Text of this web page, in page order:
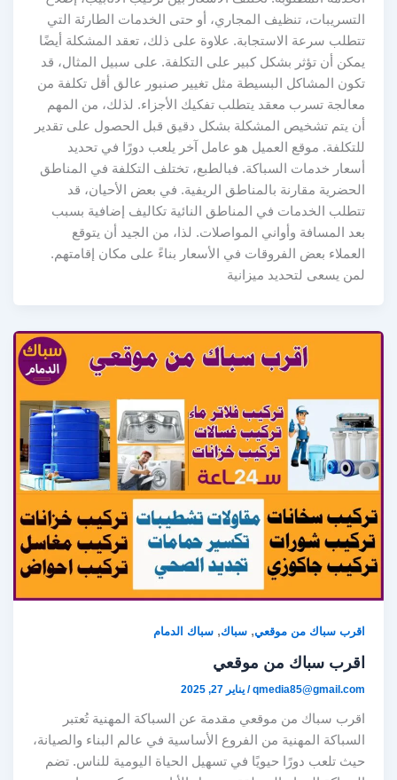
التسريبات، تنظيف المجاري، أو حتى الخدمات الطارئة التي
تتطلب سرعة الاستجابة. علاوة على ذلك، تعقد المشكلة أيضًا
يمكن أن تؤثر بشكل كبير على التكلفة. على سبيل المثال، قد
تكون المشاكل البسيطة مثل تغيير صنبور عالق أقل تكلفة من
معالجة تسرب معقد يتطلب تفكيك الأجزاء. لذلك، من المهم
أن يتم تشخيص المشكلة بشكل دقيق قبل الحصول على تقدير
للتكلفة. موقع العميل هو عامل آخر يلعب دورًا في تحديد
أسعار خدمات السباكة. فبالطبع، تختلف التكلفة في المناطق
الحضرية مقارنة بالمناطق الريفية. في بعض الأحيان، قد
تتطلب الخدمات في المناطق النائية تكاليف إضافية بسبب
بعد المسافة وأواني المواصلات. لذا، من الجيد أن يتوقع
العملاء بعض الفروقات في الأسعار بناءً على مكان إقامتهم.
لمن يسعى لتحديد ميزانية
اقرب سباك من موقعي,سباك,سباك الدمام
اقرب سباك من موقعي
qmedia85@gmail.com
/يناير 27, 2025
اقرب سباك من موقعي مقدمة عن السباكة المهنية تُعتبر
السباكة المهنية من الفروع الأساسية في عالم البناء والصيانة،
حيث تلعب دورًا حيويًا في تسهيل الحياة اليومية للناس. تضم